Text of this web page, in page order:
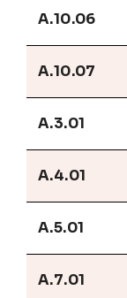
A.10.06
A.10.07
A.3.01
A.4.01
A.5.01
A.7.01